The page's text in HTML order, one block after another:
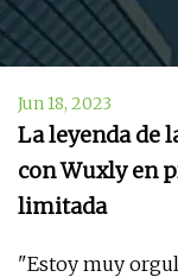
Jun 18, 2023
La leyenda de
con Wuxly en
limitada
"Estoy muy